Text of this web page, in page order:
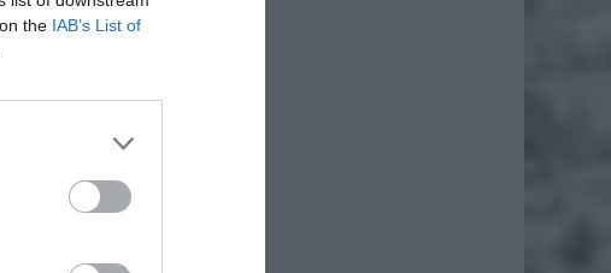
the IAB’s List of
r. Ok. 1355 r.
wznosi